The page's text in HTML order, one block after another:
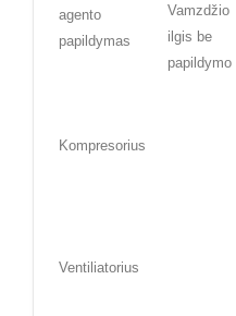
agento
papildymas
Vamzdžio
ilgis be
papildymo
Kompresorius
Ventiliatorius